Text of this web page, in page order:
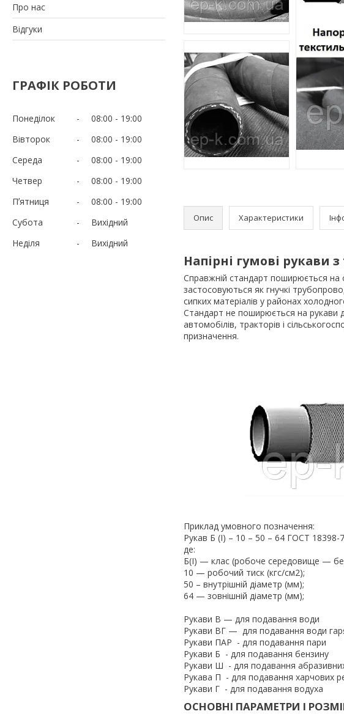
Про нас
Вiдгуки
ГРАФІК РОБОТИ
Понеділок 08:00
19:00
Вівторок
08:00
19:00
Середа
08:00
19:00
Четвер
08:00
19:00
Пʼятниця
08:00
19:00
Субота
Вихідний
Неділя
Вихідний
Опис Характеристики
Напірні гумові рукави
Справжній стандарт поширюється на
застосовуються як гнучкі
сипких матеріалів у районах
Стандарт не поширюється на рукави
автомобілів, тракторів і
призначення.
Приклад умовного позначення:
Рукав Б (I) – 10 – 50 – 64 ГОСТ 18398-
де:
Б(I) — клас (робоче середовище —
10 — робочий тиск (кгс/см2);
50 – внутрішній діаметр (мм);
64 — зовнішній діаметр (мм);
Рукави В — для подавання води
Рукави ВГ — для подавання води
Рукави ПАР - для подавання пари
Рукави Б - для подавання бензину
Рукави Ш - для подавання
Рукава П - для подавання харчових
Рукави Г - для подавання водуха
ОСНОВНІ ПАРАМЕТРИ І